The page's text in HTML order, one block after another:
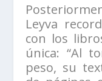
Leyva
con los
única: “Al
peso, su